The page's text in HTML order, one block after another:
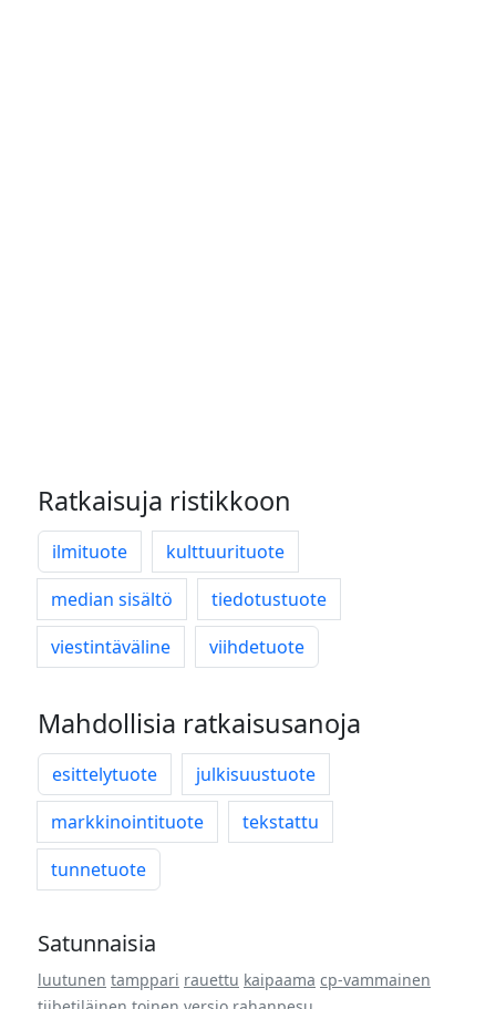
Ratkaisuja ristikkoon
ilmituote
kulttuurituote
median sisältö
tiedotustuote
viestintäväline
viihdetuote
Mahdollisia ratkaisusanoja
esittelytuote
julkisuustuote
markkinointituote
tekstattu
tunnetuote
Satunnaisia
luutunen tamppari rauettu kaipaama cp-vammainen